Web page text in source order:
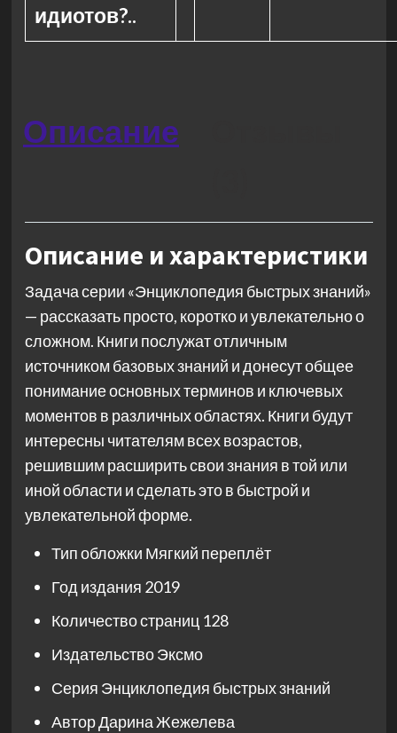
идиотов?..
Описание
Описание и характеристики
Задача серии «Энциклопедия быстрых знаний»
— рассказать просто, коротко и увлекательно о
сложном. Книги послужат отличным
источником базовых знаний и донесут общее
понимание основных терминов и ключевых
моментов в различных областях. Книги будут
интересны читателям всех возрастов,
решившим расширить свои знания в той или
иной области и сделать это в быстрой и
увлекательной форме.
Тип обложки Мягкий переплёт
Год издания 2019
Количество страниц 128
ИздательствоЭксмо
Серия Энциклопедия быстрых знаний
АвторДарина Жежелева